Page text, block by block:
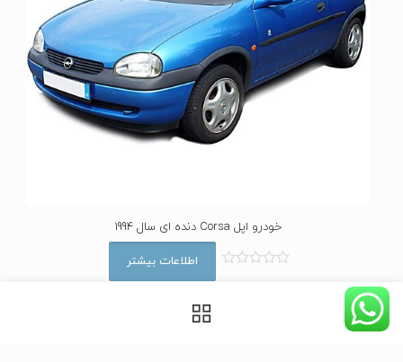
خودرو اپل Corsa دنده ای سال 1994
اطلاعات بیشتر